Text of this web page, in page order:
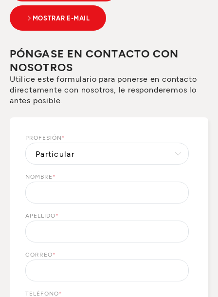
MOSTRAR E-MAIL
PÓNGASE EN CONTACTO CON
NOSOTROS
Utilice este formulario para ponerse en contacto
directamente con nosotros, le responderemos lo
antes posible.
PROFESIÓN *
NOMBRE *
APELLIDO*
CORREO*
TELÉFONO*